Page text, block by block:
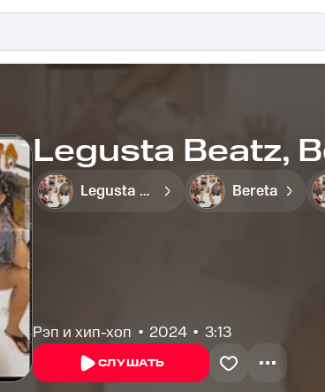
Legusta Beatz,
Legusta Beatz Bereta
Рэп и хип-хоп 2024 3:13
СЛУШАТЬ